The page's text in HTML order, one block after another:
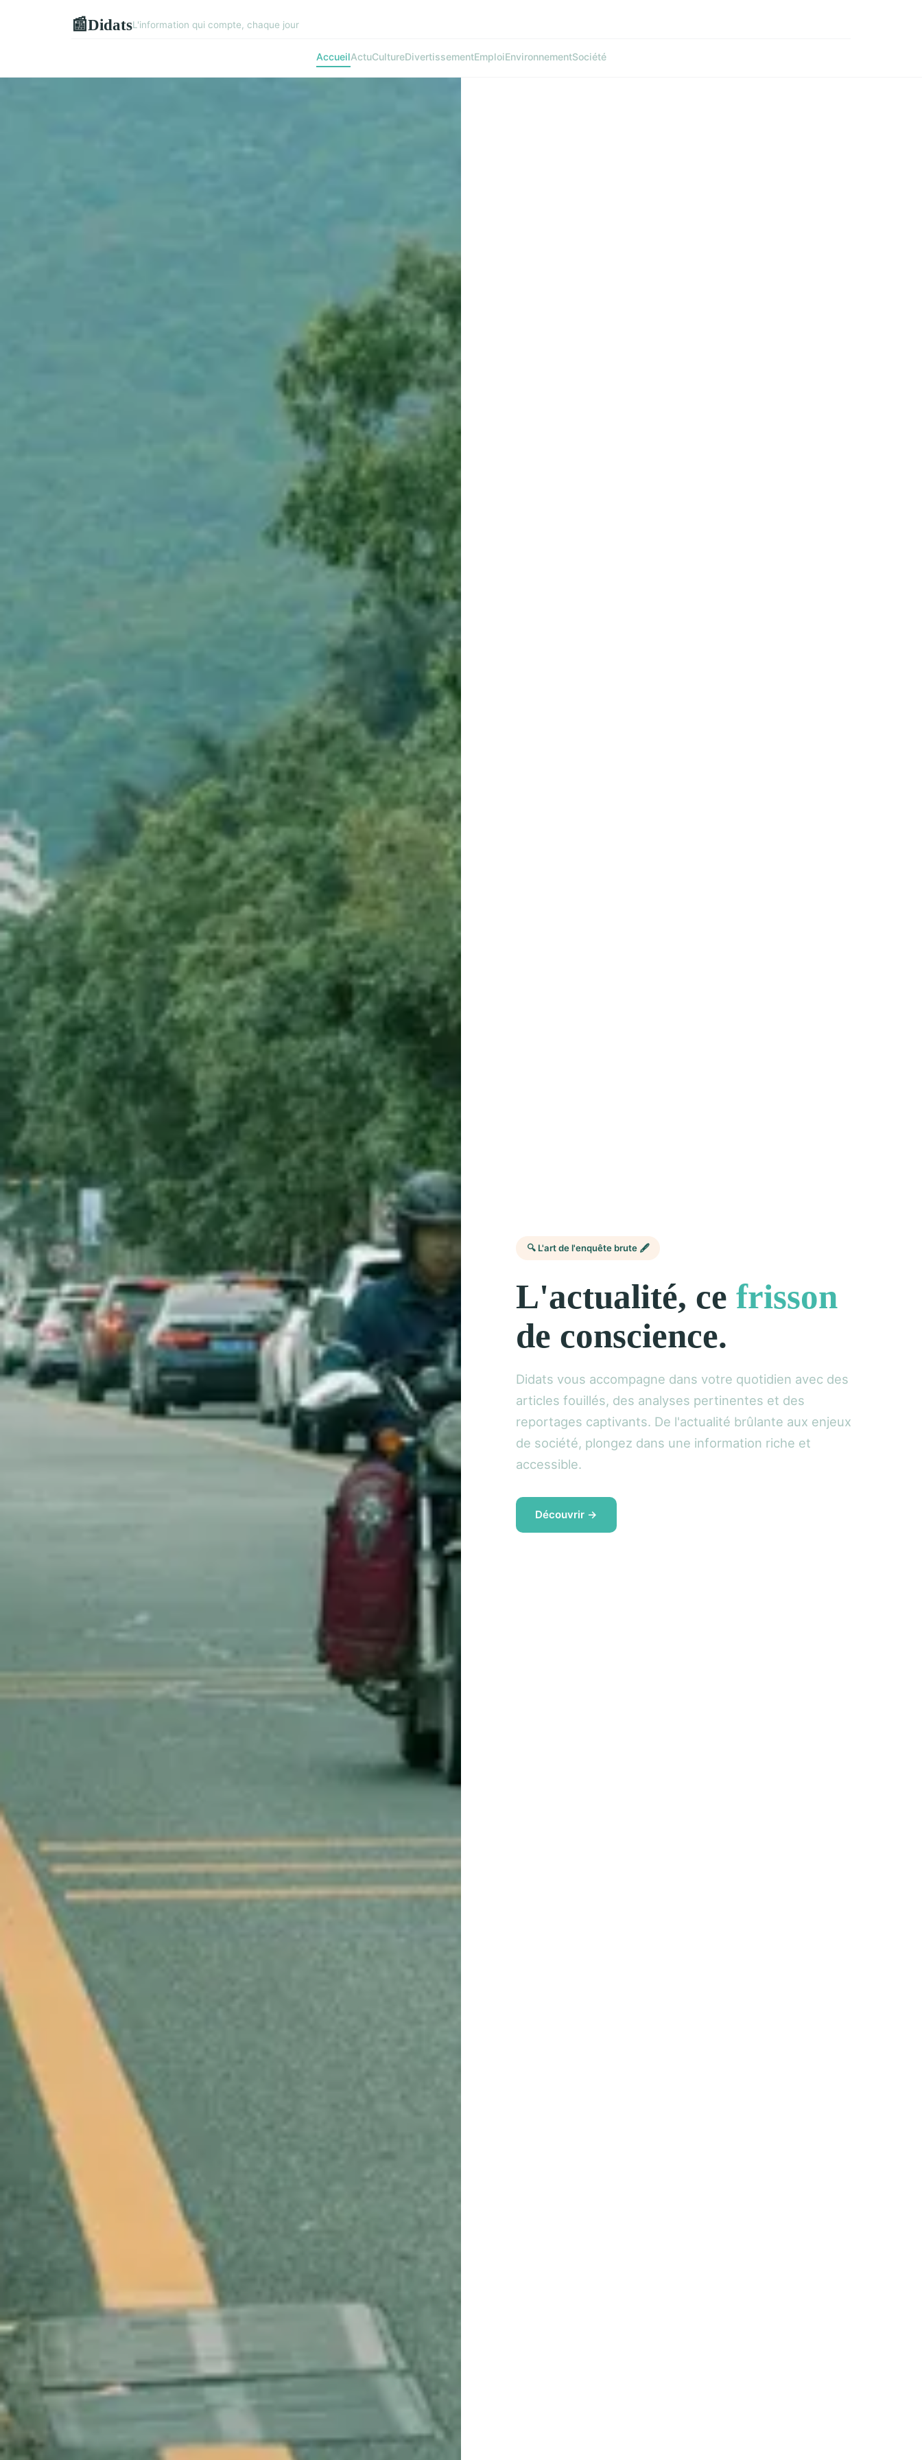
📰DidatsL'information qui compte, chaque jour
AccueilActuCultureDivertissementEmploiEnvironnementSociété
🔍 L'art de l'enquête brute 🖋️
L'actualité, ce frisson
de conscience.
Didats vous accompagne dans votre quotidien avec des
articles fouillés, des analyses pertinentes et des
reportages captivants. De l'actualité brûlante aux enjeux
de société, plongez dans une information riche et
accessible.
Découvrir →